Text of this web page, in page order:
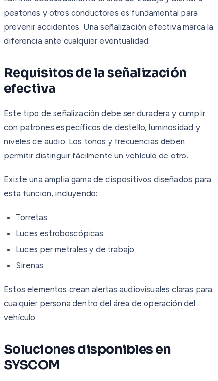
peatones y otros conductores es fundamental para
prevenir accidentes. Una señalización efectiva marca la
diferencia ante cualquier eventualidad.
Requisitos de la señalización
efectiva
Este tipo de señalización debe ser duradera y cumplir
con patrones específicos de destello, luminosidad y
niveles de audio. Los tonos y frecuencias deben
permitir distinguir fácilmente un vehículo de otro.
Existe una amplia gama de dispositivos diseñados para
esta función, incluyendo:
Torretas
Luces estroboscópicas
Luces perimetrales y de trabajo
Sirenas
Estos elementos crean alertas audiovisuales claras para
cualquier persona dentro del área de operación del
vehículo.
Soluciones disponibles en
SYSCOM